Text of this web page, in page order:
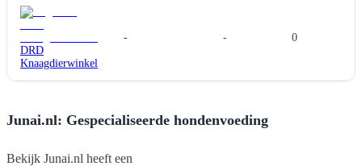
DRD
Knaagdierwinkel
- - 0
Junai.nl: Gespecialiseerde hondenvoeding
Bekijk Junai.nl heeft een